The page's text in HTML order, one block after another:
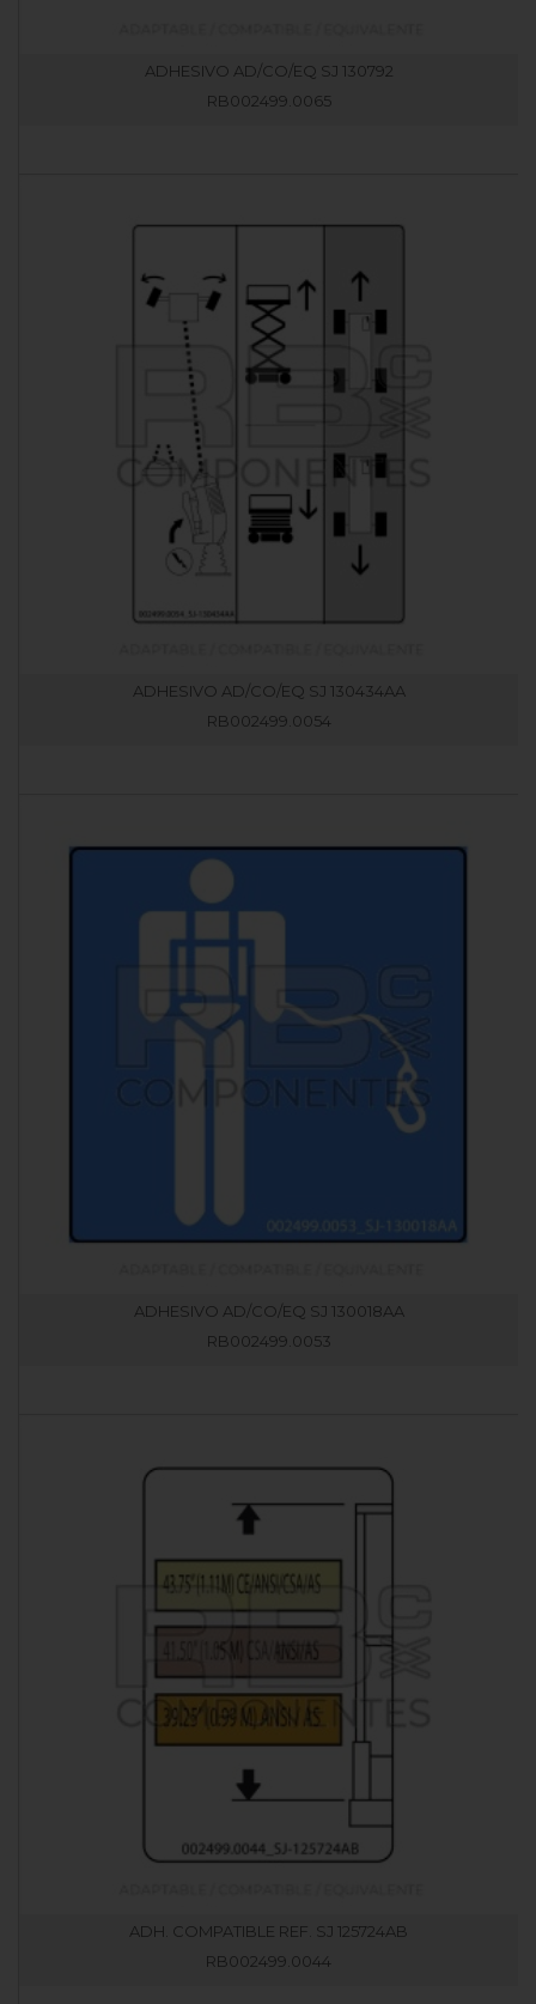
ADHESIVO AD/CO/EQ SJ 130792
RB002499.0065
ADHESIVO AD/CO/EQ SJ 130434AA
RB002499.0054
ADHESIVO AD/CO/EQ SJ 130018AA
RB002499.0053
ADH. COMPATIBLE REF. SJ 125724AB
RB002499.0044